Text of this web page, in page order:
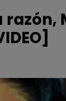
razón,